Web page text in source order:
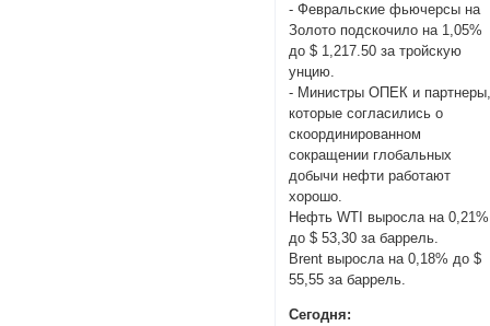
- Февральские фьючерсы на
Золото подскочило на 1,05%
до $ 1,217.50 за тройскую
унцию.
- Министры ОПЕК и
которые согласились о
скоординированном
сокращении глобальных
добычи нефти работают
хорошо.
Hефть WTI выросла на 0,21%
до $ 53,30 за баррель.
Brent выросла на 0,18% до $
55,55 за баррель.
Сегодня: